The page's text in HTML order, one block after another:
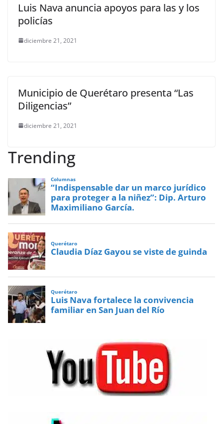
Luis Nava anuncia apoyos para las y los
policías
diciembre 21, 2021
Municipio de Querétaro presenta “Las
Diligencias”
diciembre 21, 2021
Trending